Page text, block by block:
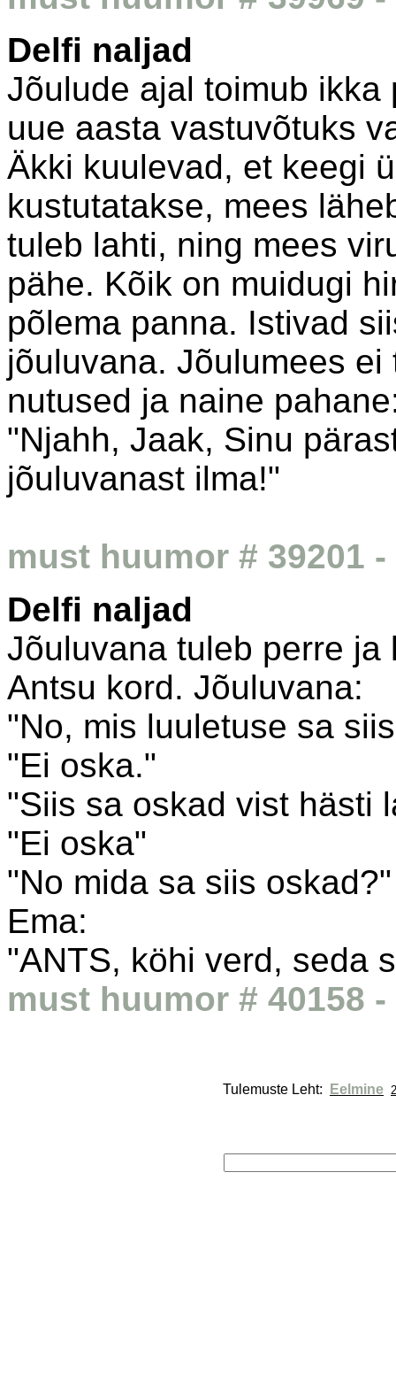
Delfi naljad
Jõulude ajal toimub
uue aasta vastuvõtuks
Äkki kuulevad, et keegi
kustutatakse, mees
tuleb lahti, ning mees
pähe. Kõik on muidugi
põlema panna. Istivad
jõuluvana. Jõulumees
nutused ja naine
"Njahh, Jaak, Sinu
jõuluvanast ilma!"
must huumor # 39201 -
Delfi naljad
Jõuluvana tuleb perre
Antsu kord. Jõuluvana:
"No, mis luuletuse sa
"Ei oska."
"Siis sa oskad vist hästi
"Ei oska"
"No mida sa siis oskad?"
Ema:
"ANTS, köhi verd, seda
must huumor # 40158 -
Tulemuste Leht: Eelmine